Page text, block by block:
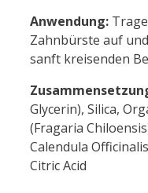
Anwendung:
Zahnbürste auf
sanft kreisenden
Glycerin), Silica,
(Fragaria
Calendula
Citric Acid